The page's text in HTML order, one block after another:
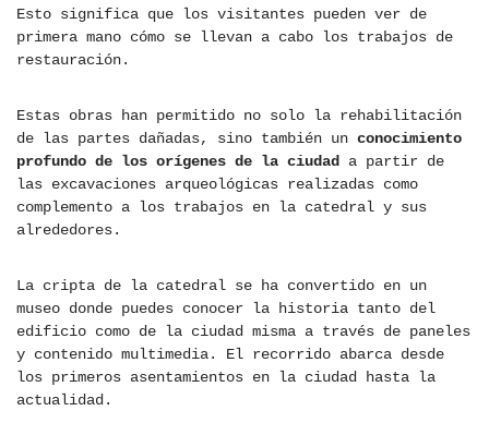
Esto significa que los visitantes pueden ver de
primera mano cómo se llevan a cabo los trabajos de
restauración.
Estas obras han permitido no solo la rehabilitación
de las partes dañadas, sino también un conocimiento
profundo de los orígenes de la ciudad a partir de
las excavaciones arqueológicas realizadas como
complemento a los trabajos en la catedral y sus
alrededores.
La cripta de la catedral se ha convertido en un
museo donde puedes conocer la historia tanto del
edificio como de la ciudad misma a través de paneles
y contenido multimedia. El recorrido abarca desde
los primeros asentamientos en la ciudad hasta la
actualidad.